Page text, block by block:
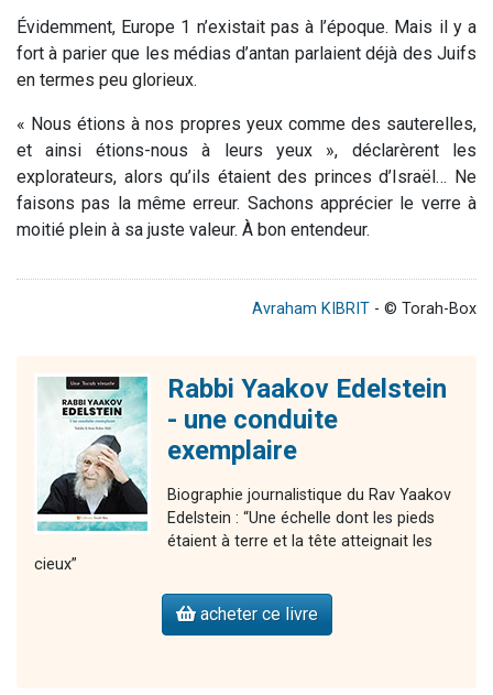
Évidemment, Europe 1 n’existait pas à l’époque. Mais il y a
fort à parier que les médias d’antan parlaient déjà des Juifs
en termes peu glorieux.
« Nous étions à nos propres yeux comme des sauterelles,
et ainsi étions-nous à leurs yeux », déclarèrent les
explorateurs, alors qu’ils étaient des princes d’Israël… Ne
faisons pas la même erreur. Sachons apprécier le verre à
moitié plein à sa juste valeur. À bon entendeur.
Avraham KIBRIT - © Torah-Box
Rabbi Yaakov Edelstein
- une conduite
exemplaire
Biographie journalistique du Rav Yaakov
Edelstein : “Une échelle dont les pieds
étaient à terre et la tête atteignait les
cieux”
acheter ce livre